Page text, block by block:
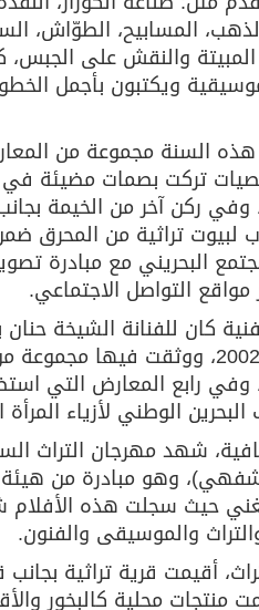
المسابيح، الطوّاش،
والنقش على
ويكتبون بأجمل
تركت بصمات مضيئة
وفي ركن آخر من الخيمة
لبيوت تراثية من المحرق
البحريني مع مبادرة
مواقع التواصل الاجتماعي.
كان للفنانة الشيخة
بين عامي 1992 و2002، ووثقت
وفي رابع المعارض التي
الوطني لأزياء المرأة
شهد مهرجان
وهو مبادرة من
الغني حيث سجلت هذه
والموسيقى والفنون.
أقيمت قرية تراثية
منتجات محلية كالبخور